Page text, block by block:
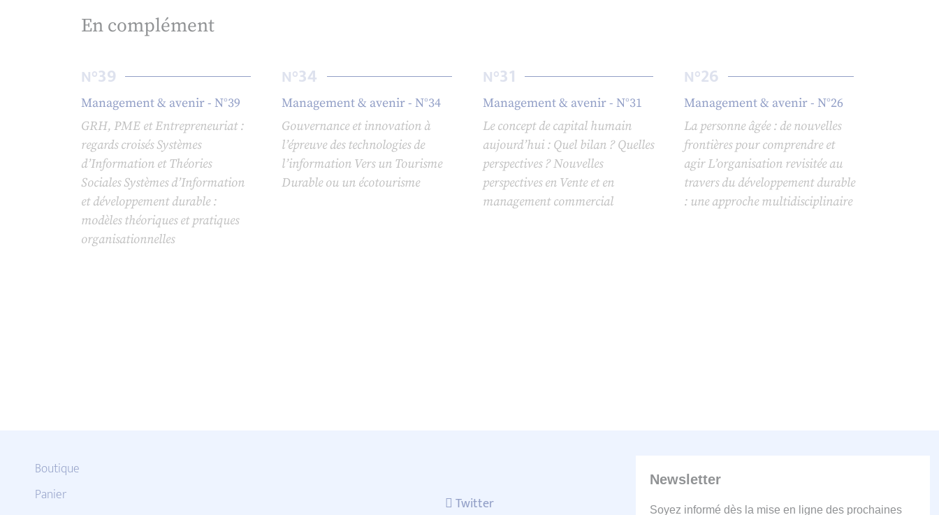
En complément
N°39
Management & avenir - N°39
GRH, PME et Entrepreneuriat :
regards croisés Systèmes
d’Information et Théories
Sociales Systèmes d’Information
et développement durable :
modèles théoriques et pratiques
organisationnelles
N°34
Management & avenir - N°34
Gouvernance et innovation à
l’épreuve des technologies de
l’information Vers un Tourisme
Durable ou un écotourisme
N°31
Management & avenir - N°31
Le concept de capital humain
aujourd’hui : Quel bilan ? Quelles
perspectives ? Nouvelles
perspectives en Vente et en
management commercial
N°26
Management & avenir - N°26
La personne âgée : de nouvelles
frontières pour comprendre et
agir L’organisation revisitée au
travers du développement durable
: une approche multidisciplinaire
Boutique
Panier
Twitter
Newsletter
Soyez informé dès la mise en ligne des prochaines